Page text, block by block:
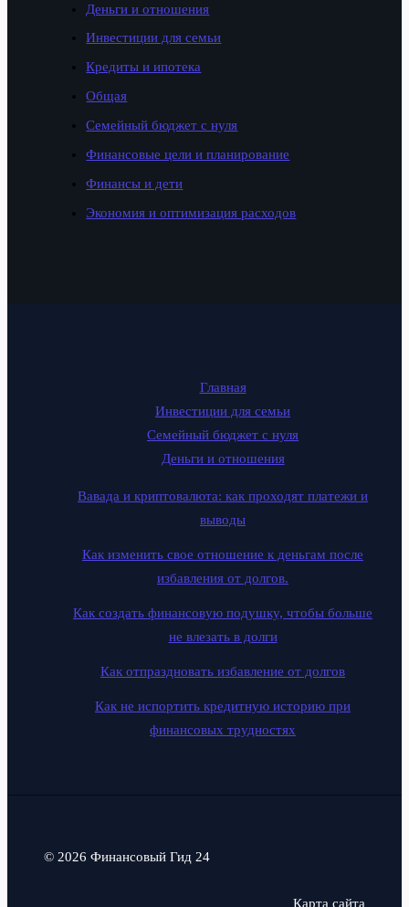
Деньги и отношения
Инвестиции для семьи
Кредиты и ипотека
Общая
Семейный бюджет с нуля
Финансовые цели и планирование
Финансы и дети
Экономия и оптимизация расходов
Главная
Инвестиции для семьи
Семейный бюджет с нуля
Деньги и отношения
Вавада и криптовалюта: как проходят платежи и
выводы
Как изменить свое отношение к деньгам после
избавления от долгов.
Как создать финансовую подушку, чтобы больше
не влезать в долги
Как отпраздновать избавление от долгов
Как не испортить кредитную историю при
финансовых трудностях
© 2026 Финансовый Гид 24
Карта сайта